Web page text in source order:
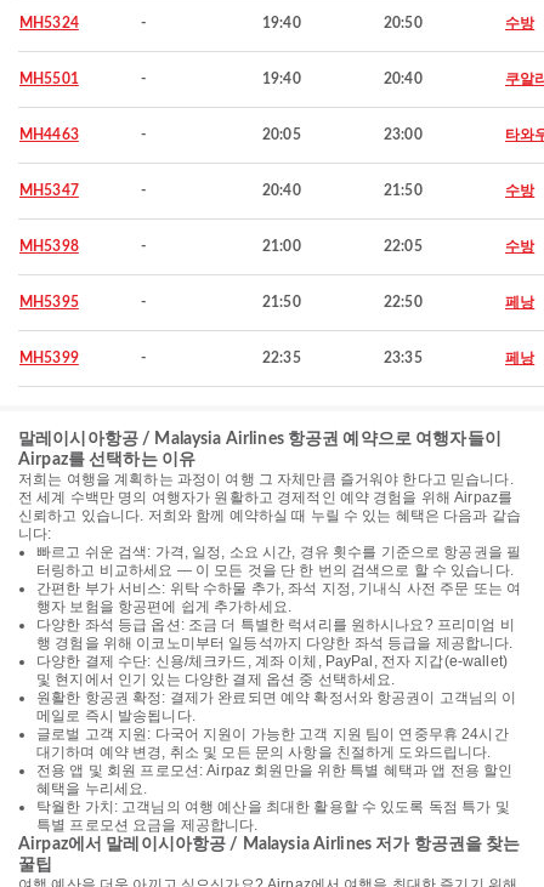
MH5324 - 19:40 20:50 수방
MH5501 - 19:40 20:40 쿠알
MH4463 - 20:05 23:00 타와
MH5347 - 20:40 21:50 수방
MH5398 - 21:00 22:05 수방
MH5395 - 21:50 22:50 페낭
MH5399 - 22:35 23:35 페낭
말레이시아항공 / Malaysia Airlines 항공권 예약으로 여행자들이
Airpaz를 선택하는 이유
저희는 여행을 계획하는 과정이 여행 그 자체만큼 즐거워야 한다고 믿습니다.
전 세계 수백만 명의 여행자가 원활하고 경제적인 예약 경험을 위해 Airpaz를
신뢰하고 있습니다. 저희와 함께 예약하실 때 누릴 수 있는 혜택은 다음과 같습
니다:
빠르고 쉬운 검색: 가격, 일정, 소요 시간, 경유 횟수를 기준으로 항공권을 필
터링하고 비교하세요 — 이 모든 것을 단 한 번의 검색으로 할 수 있습니다.
간편한 부가 서비스: 위탁 수하물 추가, 좌석 지정, 기내식 사전 주문 또는 여
행자 보험을 항공편에 쉽게 추가하세요.
다양한 좌석 등급 옵션: 조금 더 특별한 럭셔리를 원하시나요? 프리미엄 비
행 경험을 위해 이코노미부터 일등석까지 다양한 좌석 등급을 제공합니다.
다양한 결제 수단: 신용/체크카드, 계좌 이체, PayPal, 전자 지갑(e-wallet)
및 현지에서 인기 있는 다양한 결제 옵션 중 선택하세요.
원활한 항공권 확정: 결제가 완료되면 예약 확정서와 항공권이 고객님의 이
메일로 즉시 발송됩니다.
글로벌 고객 지원: 다국어 지원이 가능한 고객 지원 팀이 연중무휴 24시간
대기하며 예약 변경, 취소 및 모든 문의 사항을 친절하게 도와드립니다.
전용 앱 및 회원 프로모션: Airpaz 회원만을 위한 특별 혜택과 앱 전용 할인
혜택을 누리세요.
탁월한 가치: 고객님의 여행 예산을 최대한 활용할 수 있도록 독점 특가 및
특별 프로모션 요금을 제공합니다.
Airpaz에서 말레이시아항공 / Malaysia Airlines 저가 항공권을 찾는
꿀팁